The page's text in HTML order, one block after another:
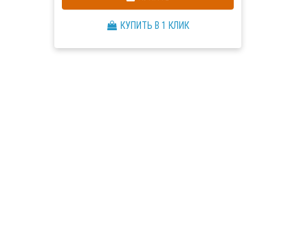
КУПИТЬ В 1 КЛИК